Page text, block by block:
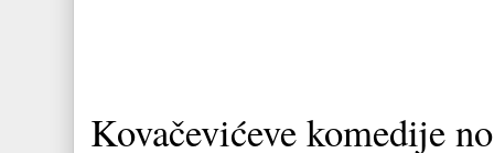
Kovačevićeve komedije